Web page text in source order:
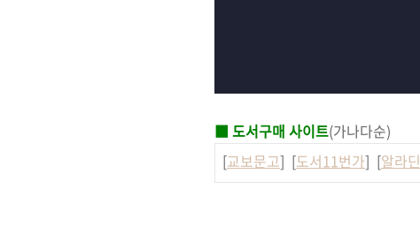
■ 도서구매 사이트(가나다순)
[교보문고] [도서11번가] [알라딘